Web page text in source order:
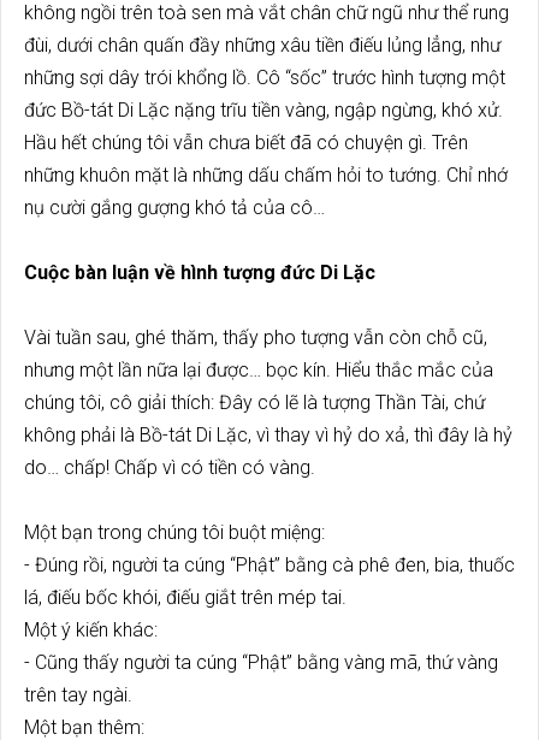
không ngồi trên toà sen mà vắt chân chữ ngũ như thể rung
đùi, dưới chân quấn đầy những xâu tiền điếu lủng lẳng, như
những sợi dây trói khổng lồ. Cô “sốc” trước hình tượng một
đức Bồ-tát Di Lặc nặng trĩu tiền vàng, ngập ngừng, khó xử.
Hầu hết chúng tôi vẫn chưa biết đã có chuyện gì. Trên
những khuôn mặt là những dấu chấm hỏi to tướng. Chỉ nhớ
nụ cười gắng gượng khó tả của cô…
Cuộc bàn luận về hình tượng đức Di Lặc
Vài tuần sau, ghé thăm, thấy pho tượng vẫn còn chỗ cũ,
nhưng một lần nữa lại được… bọc kín. Hiểu thắc mắc của
chúng tôi, cô giải thích: Đây có lẽ là tượng Thần Tài, chứ
không phải là Bồ-tát Di Lặc, vì thay vì hỷ do xả, thì đây là hỷ
do… chấp! Chấp vì có tiền có vàng.
Một bạn trong chúng tôi buột miệng:
- Đúng rồi, người ta cúng “Phật” bằng cà phê đen, bia, thuốc
lá, điếu bốc khói, điếu giắt trên mép tai.
Một ý kiến khác:
- Cũng thấy người ta cúng “Phật” bằng vàng mã, thứ vàng
trên tay ngài.
Một bạn thêm: